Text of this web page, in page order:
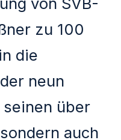
zu 100
die
neun
über
auch